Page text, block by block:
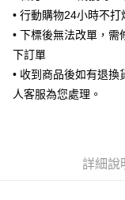
ATM付款
全家取貨付款
每筆NT$65，滿
• 行動購物24小時不打
• 下標後無法改單，
下訂單
• 收到商品後如有退
人客服為您處理。
詳細說